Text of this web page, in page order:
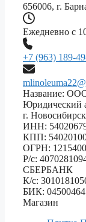
656006, г.
Ежедневно с
+7 (963) 189-
Название:
Юридический
г.
ИНН:
КПП:
ОГРН:
Р/с:
СБЕРБАНК
К/с:
БИК:
Магазин